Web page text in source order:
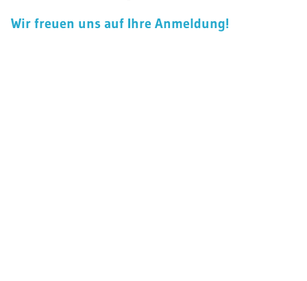
Wir freuen uns auf Ihre Anmeldung!